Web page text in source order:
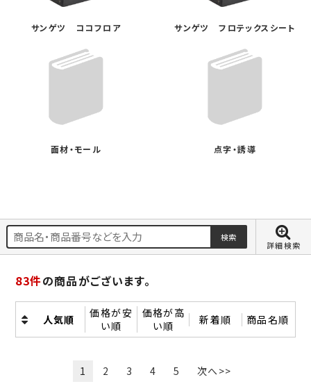
サンゲツ ココフロア サンゲツ フロテックスシート
面材・モール 点字・誘導
詳細検索
83件の商品がございます。
人気順
価格が安
い順
価格が高
い順
新着順 商品名順
1 2 3 4 5 次へ>>